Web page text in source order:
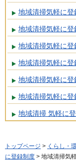
地域清掃気軽に登
地域清掃気軽に登
地域清掃気軽に登
地域清掃気軽に登
地域清掃気軽に登
地域清掃気軽に登
地域清掃 気軽に
トップページ > くらし・
に登録制度 > 地域清掃気